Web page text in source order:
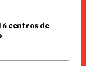
centros de